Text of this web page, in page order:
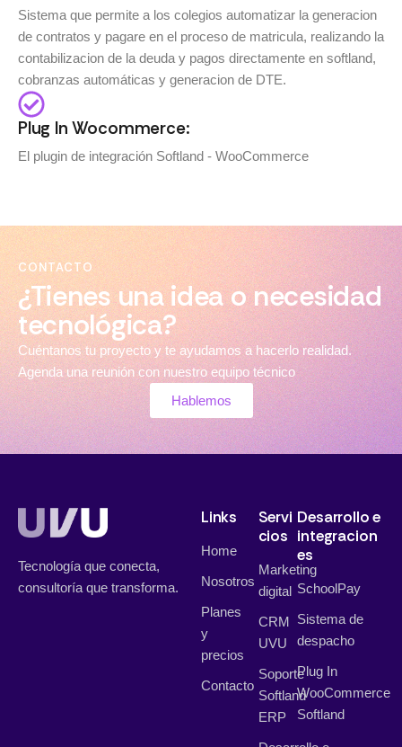
Sistema que permite a los colegios automatizar la generacion
de contratos y pagare en el proceso de matricula, realizando la
contabilizacion de la deuda y pagos directamente en softland,
cobranzas automáticas y generacion de DTE.
Plug In Wocommerce:
El plugin de integración Softland - WooCommerce
CONTACTO
¿Tienes una idea o necesidad
tecnológica?
Cuéntanos tu proyecto y te ayudamos a hacerlo realidad.
Agenda una reunión con nuestro equipo técnico
Hablemos
Tecnología que conecta,
consultoría que transforma.
Links
Home
Nosotros
Planes
y
precios
Contacto
Servi
cios
Marketing
digital
CRM
UVU
Soporte
Softland
ERP
Desarrollo e
integracion
es
SchoolPay
Sistema de
despacho
Plug In
WooCommerce
Softland